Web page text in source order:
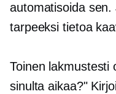
automatisoida
tarpeeksi tietoa
Toinen lakmustesti
sinulta aikaa?"